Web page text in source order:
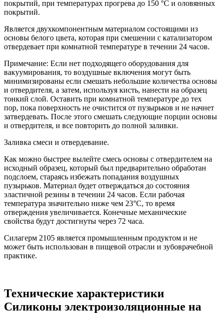
покрытий, при температурах прогрева до 150 °С и оловянных
покрытий.
Является двухкомпонентным материалом состоящими из
основы белого цвета, которая при смешении с катализатором
отвердевает при комнатной температуре в течении 24 часов.
Примечание: Если нет подходящего оборудования для
вакуумирования, то воздушные включения могут быть
минимизированы если смешать небольшие количества основы
и отвердителя, а затем, используя кисть, нанести на образец
тонкий слой. Oставить при комнатной температуре до тех
пор, пока поверхность не очистится от пузырьков и не начнет
затвердевать. После этого смешать следующие порции основы
и отвердителя, и все повторить до полной заливки.
Заливка смеси и отвердевание.
Как можно быстрее вылейте смесь основы с отвердителем на
исходный образец, который был предварительно обработан
подслоем, стараясь избежать попадания воздушных
пузырьков. Материал будет отверждаться до состояния
эластичной резины в течении 24 часов. Если рабочая
температура значительно ниже чем 23°С, то время
отверждения увеличивается. Конечные механические
свойства будут достигнуты через 72 часа.
Силагерм 2105 является промышленным продуктом и не
может быть использован в пищевой отрасли и зубоврачебной
практике.
Технические характеристики
Силиконы электроизоляционные на